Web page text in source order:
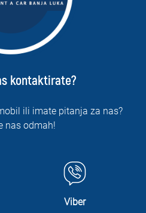
kontaktirate?
ili imate pitanja za nas?
nas odmah!
Viber